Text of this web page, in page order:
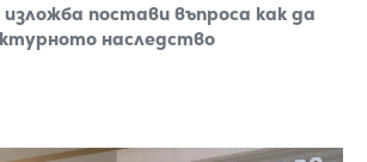
постави въпроса как да
наследство